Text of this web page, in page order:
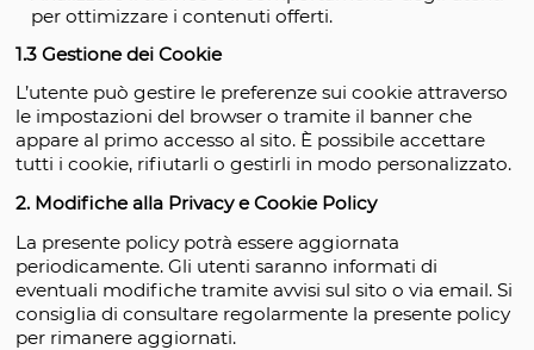
I cookie vengono utilizzati per:
Assicurare il funzionamento del sito e
l’esperienza di navigazione.
Analizzare il traffico e il comportamento degli
1.3 Gestione dei Cookie
L’utente può gestire le preferenze sui cookie
le impostazioni del browser o tramite il banner
appare al primo accesso al sito. È possibile